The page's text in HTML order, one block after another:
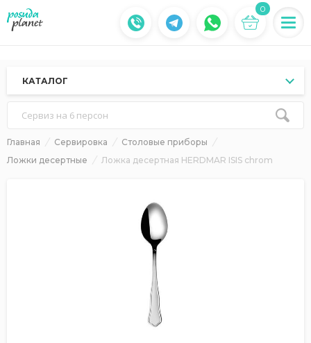
0
КАТАЛОГ
Сервиз на 6 персон
Главная Сервировка
Столовые приборы
Ложки десертные
Ложка десертная HERDMAR ISIS chrom